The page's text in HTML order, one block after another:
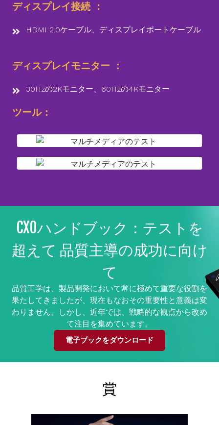
ディスプレイ接続 ：
HDMI 2.0ケーブル、ディスプレイポートケーブル
ディスプレイモニター ：
30Hzの2Kモニター、60Hzの4Kモニター
ツール：
CXOハンドブック：テストを
超えて 品質主導の成功に向け
て
品質工学は、製品開発において常に極めて重要な役割を
果たしてきましたが、現在もなおその重要性と意義は変
わりません。しかし、近年では、戦略的な観点から改め
て注目を集めています。
電子ブックをダウンロード
賞